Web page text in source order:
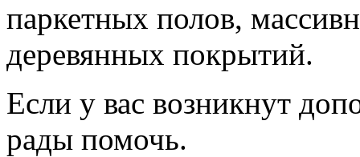
паркетных полов,
деревянных покрытий.
Если у вас возникнут
рады помочь.